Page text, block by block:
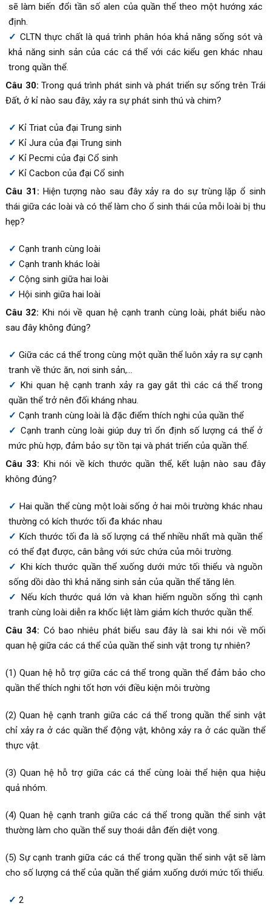
sẽ làm biến đổi tần số alen của quần thể theo một hướng xác
định.
CLTN thực chất là quá trình phân hóa khả năng sống sót và
khả năng sinh sản của các cá thể với các kiểu gen khác nhau
trong quần thể.
Câu 30: Trong quá trình phát sinh và phát triển sự sống trên Trái
Đất, ở kỉ nào sau đây, xảy ra sự phát sinh thú và chim?
Kỉ Triat của đại Trung sinh
Kỉ Jura của đại Trung sinh
Kỉ Pecmi của đại Cổ sinh
Kỉ Cacbon của đại Cổ sinh
Câu 31: Hiện tượng nào sau đây xảy ra do sự trùng lặp ổ sinh
thái giữa các loài và có thể làm cho ổ sinh thái của mỗi loài bị thu
hẹp?
Cạnh tranh cùng loài
Cạnh tranh khác loài
Cộng sinh giữa hai loài
Hội sinh giữa hai loài
Câu 32: Khi nói về quan hệ cạnh tranh cùng loài, phát biểu nào
sau đây không đúng?
Giữa các cá thể trong cùng một quần thể luôn xảy ra sự cạnh
tranh về thức ăn, nơi sinh sản,…
Khi quan hệ cạnh tranh xảy ra gay gắt thì các cá thể trong
quần thể trở nên đối kháng nhau.
Cạnh tranh cùng loài là đặc điểm thích nghi của quần thể
Cạnh tranh cùng loài giúp duy trì ổn định số lượng cá thể ở
mức phù hợp, đảm bảo sự tồn tại và phát triển của quần thể.
Câu 33: Khi nói về kích thước quần thể, kết luận nào sau đây
không đúng?
Hai quần thể cùng một loài sống ở hai môi trường khác nhau
thường có kích thước tối đa khác nhau
Kích thước tối đa là số lượng cá thể nhiều nhất mà quần thể
có thể đạt được, cân bằng với sức chứa của môi trường.
Khi kích thước quần thể xuống dưới mức tối thiểu và nguồn
sống dồi dào thì khả năng sinh sản của quần thể tăng lên.
Nếu kích thước quá lớn và khan hiếm nguồn sống thì cạnh
tranh cùng loài diễn ra khốc liệt làm giảm kích thước quần thể.
Câu 34: Có bao nhiêu phát biểu sau đây là sai khi nói về mối
quan hệ giữa các cá thể của quần thể sinh vật trong tự nhiên?
(1) Quan hệ hỗ trợ giữa các cá thể trong quần thể đảm bảo cho
quần thể thích nghi tốt hơn với điều kiện môi trường
(2) Quan hệ cạnh tranh giữa các cá thể trong quần thể sinh vật
chỉ xảy ra ở các quần thể động vật, không xảy ra ở các quần thể
thực vật.
(3) Quan hệ hỗ trợ giữa các cá thể cùng loài thể hiện qua hiệu
quả nhóm.
(4) Quan hệ cạnh tranh giữa các cá thể trong quần thể sinh vật
thường làm cho quần thể suy thoái dẫn đến diệt vong.
(5) Sự cạnh tranh giữa các cá thể trong quần thể sinh vật sẽ làm
cho số lượng cá thể của quần thể giảm xuống dưới mức tối thiểu.
2